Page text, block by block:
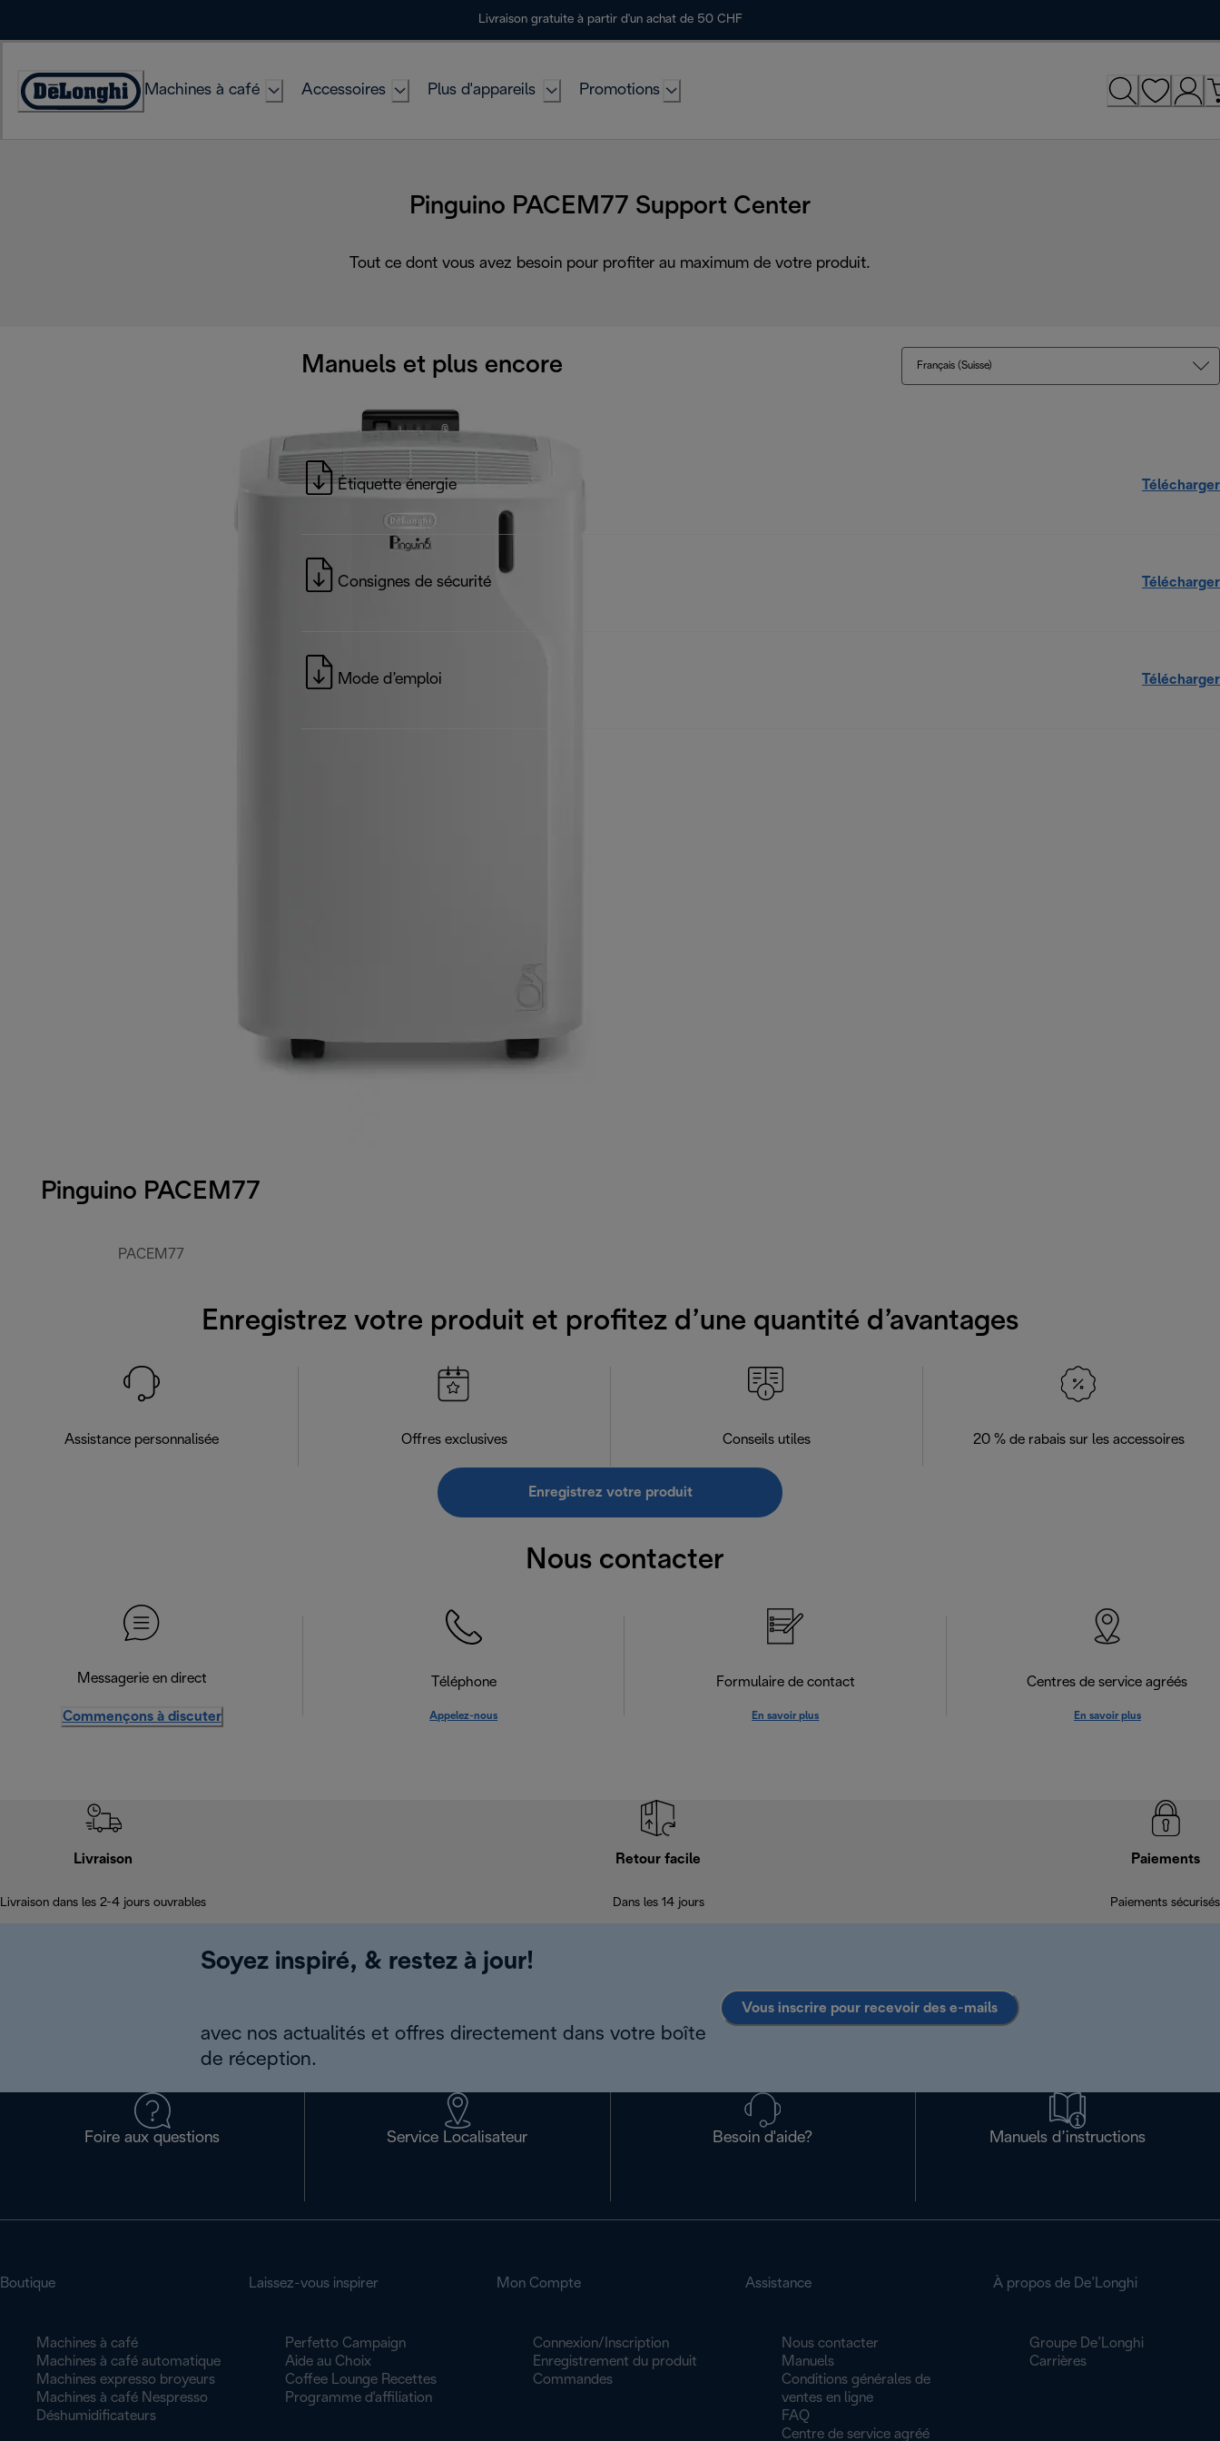
Livraison gratuite à partir d'un achat de 50 CHF
Déclaration
Machines à café Accessoires Plus d'appareils Promotions
Pinguino PACEM77 Support Center
Tout ce dont vous avez besoin pour profiter au maximum de votre produit.
Pinguino PACEM77
PACEM77
Manuels et plus encore Français (Suisse)
Étiquette énergie Télécharger
Consignes de sécurité Télécharger
Mode d’emploi Télécharger
Enregistrez votre produit et profitez d’une quantité d’avantages
Assistance personnalisée Offres exclusives Conseils utiles 20 % de rabais sur les accessoires
Enregistrez votre produit
Nous contacter
Messagerie en direct
Commençons à discuter
Téléphone
Appelez-nous
Formulaire de contact
En savoir plus
Centres de service agréés
En savoir plus
Livraison
Livraison dans les 2-4 jours ouvrables
Retour facile
Dans les 14 jours
Paiements
Paiements sécurisés
Soyez inspiré, & restez à jour!
avec nos actualités et offres directement dans votre boîte
de réception.
Vous inscrire pour recevoir des e-mails
Foire aux questions Service Localisateur Besoin d'aide? Manuels d’instructions
Boutique
Machines à café
Machines à café automatique
Machines expresso broyeurs
Machines à café Nespresso
Déshumidificateurs
Laissez-vous inspirer
Perfetto Campaign
Aide au Choix
Coffee Lounge Recettes
Programme d'affiliation
Mon Compte
Connexion/Inscription
Enregistrement du produit
Commandes
Assistance
Nous contacter
Manuels
Conditions générales de
ventes en ligne
FAQ
Centre de service agréé
À propos de De’Longhi
Groupe De’Longhi
Carrières